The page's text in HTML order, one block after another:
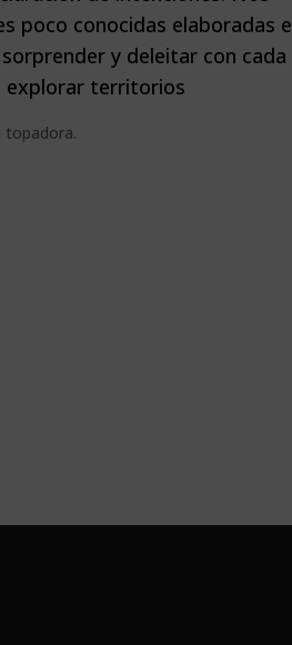
poco conocidas elaboradas
y deleitar con cada
explorar territorios